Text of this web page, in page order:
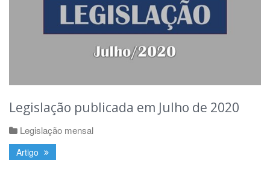
Legislação publicada em Julho de 2020
Legislação mensal
Artigo